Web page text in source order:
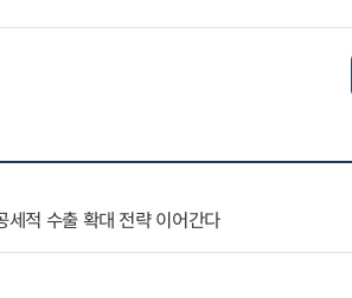
세적 수출 확대 전략 이어간다